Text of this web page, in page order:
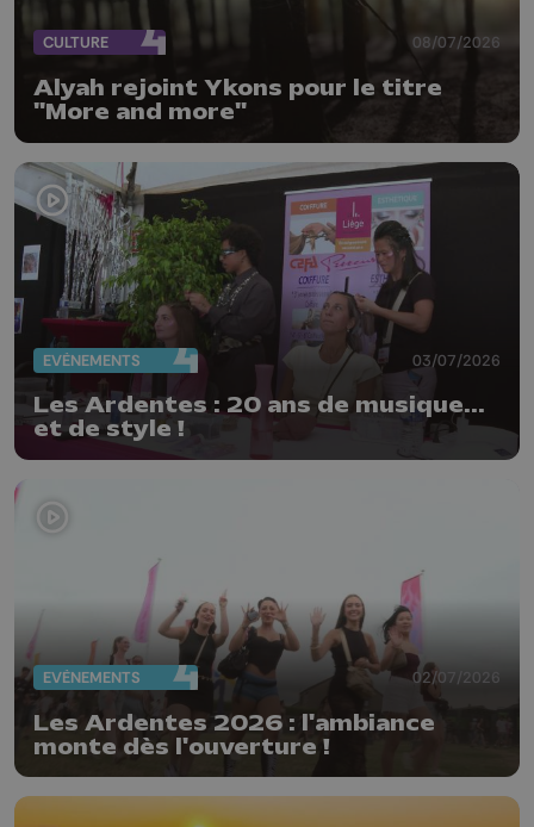
CULTURE 08/07/2026
Alyah rejoint Ykons pour le titre
"More and more"
EVÈNEMENTS 03/07/2026
Les Ardentes : 20 ans de musique...
et de style !
EVÈNEMENTS 02/07/2026
Les Ardentes 2026 : l'ambiance
monte dès l'ouverture !